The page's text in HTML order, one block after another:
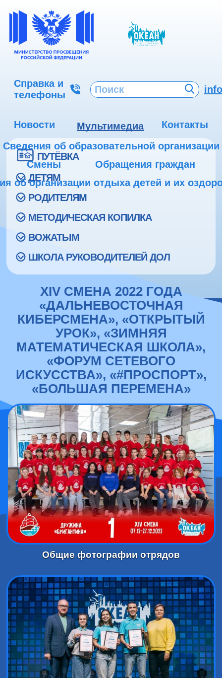
Справка и
телефоны
Новости Мультимедиа
Контакты
Сведения об образовательной организации
Смены
Обращения граждан
об организации отдыха детей и их
ПУТЁВКА
ДЕТЯМ
РОДИТЕЛЯМ
МЕТОДИЧЕСКАЯ КОПИЛКА
ВОЖАТЫМ
ШКОЛА РУКОВОДИТЕЛЕЙ ДОЛ
XIV СМЕНА 2022 ГОДА
«ДАЛЬНЕВОСТОЧНАЯ
КИБЕРСМЕНА», «ОТКРЫТЫЙ
УРОК», «ЗИМНЯЯ
МАТЕМАТИЧЕСКАЯ ШКОЛА»,
«ФОРУМ СЕТЕВОГО
ИСКУССТВА», «#ПРОСПОРТ»,
«БОЛЬШАЯ ПЕРЕМЕНА»
Общие фотографии отрядов